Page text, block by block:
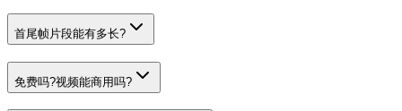
首尾帧片段能有多长?
免费吗?视频能商用吗?